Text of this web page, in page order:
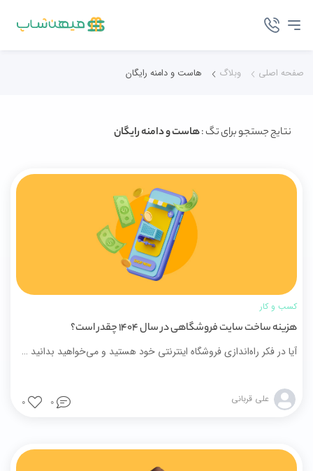
صفحه اصلی وبلاگ هاست و دامنه رایگان
نتایج جستجو برای تگ :هاست و دامنه رایگان
کسب و کار
هزینه ساخت سایت فروشگاهی در سال ۱۴۰۴ چقدر است؟
آیا در فکر راه‌اندازی فروشگاه اینترنتی خود هستید و می‌خواهید بدانید هزینه ساخت سایت فروشگاهی در سال ۱۴۰۴ چقدر است؟ در این مقاله با هم هزینه‌های اصلی، عوامل مؤثر، و بهترین راهکارهای اقتصادی برای ساخت یک فروشگاه حرفه‌ای را بررسی می‌کنیم.
علی قربانی 0
0